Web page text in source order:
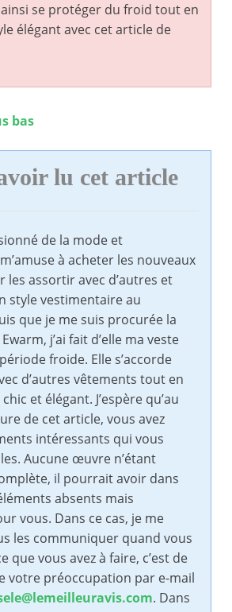
se protéger du froid tout en
élégant avec cet article de
bas
lu cet article
de la mode et
à acheter les nouveaux
les assortir avec d’autres et
style vestimentaire au
que je me suis procurée la
j’ai fait d’elle ma veste
froide. Elle s’accorde
d’autres vêtements tout en
et élégant. J’espère qu’au
de cet article, vous avez
intéressants qui vous
Aucune œuvre n’étant
il pourrait avoir dans
absents mais
vous. Dans ce cas, je me
les communiquer quand vous
que vous avez à faire, c’est de
votre préoccupation par e-mail
. Dans